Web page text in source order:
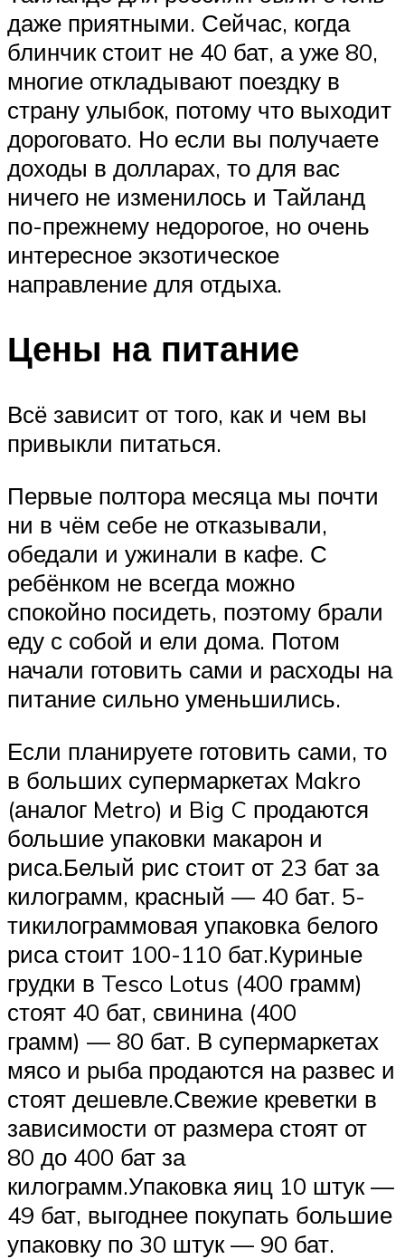
даже приятными. Сейчас, когда
блинчик стоит не 40 бат, а уже 80,
многие откладывают поездку в
страну улыбок, потому что выходит
дороговато. Но если вы получаете
доходы в долларах, то для вас
ничего не изменилось и Тайланд
по-прежнему недорогое, но очень
интересное экзотическое
направление для отдыха.
Цены на питание
Всё зависит от того, как и чем вы
привыкли питаться.
Первые полтора месяца мы почти
ни в чём себе не отказывали,
обедали и ужинали в кафе. С
ребёнком не всегда можно
спокойно посидеть, поэтому брали
еду с собой и ели дома. Потом
начали готовить сами и расходы на
питание сильно уменьшились.
Если планируете готовить сами, то
в больших супермаркетах Makro
(аналог Metro) и Big C продаются
большие упаковки макарон и
риса.Белый рис стоит от 23 бат за
килограмм, красный — 40 бат. 5-
тикилограммовая упаковка белого
риса стоит 100-110 бат.Куриные
грудки в Tesco Lotus (400 грамм)
стоят 40 бат, свинина (400
грамм) — 80 бат. В супермаркетах
мясо и рыба продаются на развес и
стоят дешевле.Свежие креветки в
зависимости от размера стоят от
80 до 400 бат за
килограмм.Упаковка яиц 10 штук —
49 бат, выгоднее покупать большие
упаковку по 30 штук — 90 бат.